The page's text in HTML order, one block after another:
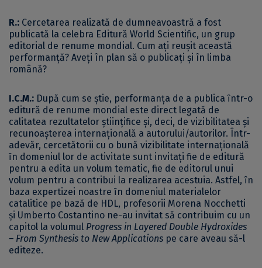
R.: Cercetarea realizată de dumneavoastră a fost
publicată la celebra Editură World Scientific, un grup
editorial de renume mondial. Cum ați reușit această
performanță? Aveți în plan să o publicați și în limba
română?
I.C.M.: După cum se ştie, performanţa de a publica ȋntr-o
editură de renume mondial este direct legată de
calitatea rezultatelor ştiinţifice şi, deci, de vizibilitatea şi
recunoaşterea internaţională a autorului/autorilor. Într-
adevăr, cercetătorii cu o bună vizibilitate internaţională
ȋn domeniul lor de activitate sunt invitaţi fie de editură
pentru a edita un volum tematic, fie de editorul unui
volum pentru a contribui la realizarea acestuia. Astfel, ȋn
baza expertizei noastre ȋn domeniul materialelor
catalitice pe bază de HDL, profesorii Morena Nocchetti
și Umberto Costantino ne-au invitat să contribuim cu un
capitol la volumul Progress in Layered Double Hydroxides
– From Synthesis to New Applications pe care aveau să-l
editeze.